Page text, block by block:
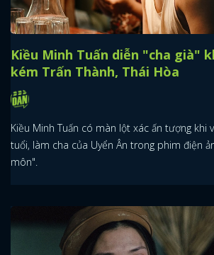
Kiều Minh Tuấn diễn "cha già"
kém Trấn Thành, Thái Hòa
Kiều Minh Tuấn có màn lột xác ấn tượng khi
tuổi, làm cha của Uyển Ân trong phim điện
môn".